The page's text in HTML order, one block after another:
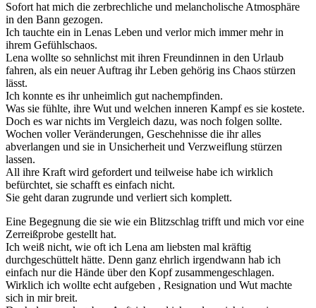
Sofort hat mich die zerbrechliche und melancholische Atmosphäre
in den Bann gezogen.
Ich tauchte ein in Lenas Leben und verlor mich immer mehr in
ihrem Gefühlschaos.
Lena wollte so sehnlichst mit ihren Freundinnen in den Urlaub
fahren, als ein neuer Auftrag ihr Leben gehörig ins Chaos stürzen
lässt.
Ich konnte es ihr unheimlich gut nachempfinden.
Was sie fühlte, ihre Wut und welchen inneren Kampf es sie kostete.
Doch es war nichts im Vergleich dazu, was noch folgen sollte.
Wochen voller Veränderungen, Geschehnisse die ihr alles
abverlangen und sie in Unsicherheit und Verzweiflung stürzen
lassen.
All ihre Kraft wird gefordert und teilweise habe ich wirklich
befürchtet, sie schafft es einfach nicht.
Sie geht daran zugrunde und verliert sich komplett.
Eine Begegnung die sie wie ein Blitzschlag trifft und mich vor eine
Zerreißprobe gestellt hat.
Ich weiß nicht, wie oft ich Lena am liebsten mal kräftig
durchgeschüttelt hätte. Denn ganz ehrlich irgendwann hab ich
einfach nur die Hände über den Kopf zusammengeschlagen.
Wirklich ich wollte echt aufgeben , Resignation und Wut machte
sich in mir breit.